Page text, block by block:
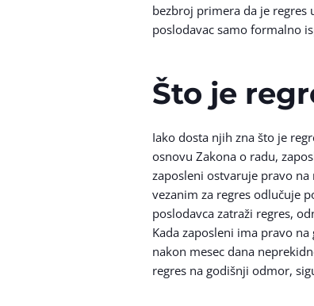
bezbroj primera da je regres
poslodavac samo formalno
Što je
Iako dosta njih zna što je
osnovu Zakona o radu,
zaposleni ostvaruje pravo
vezanim za regres odlučuje
poslodavca zatraži regres,
Kada zaposleni ima pravo
nakon mesec dana
regres na godišnji odmor,